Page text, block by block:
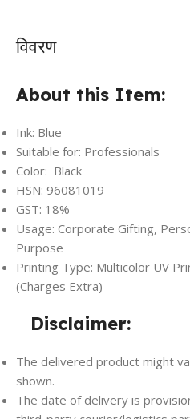
विवरण
About this Item:
Ink: Blue
Suitable for: Professionals
Color: Black
HSN: 96081019
GST: 18%
Usage: Corporate Gifting,
Purpose
Printing Type: Multicolor UV
(Charges Extra)
Disclaimer:
The delivered product might
shown.
The date of delivery is